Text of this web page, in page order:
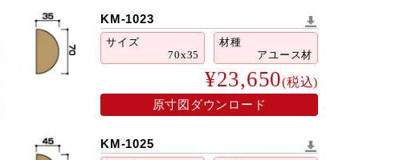
KM-1023
サイズ
70x35
材種
アユース材
¥23,650(税込)
原寸図ダウンロード
KM-1025